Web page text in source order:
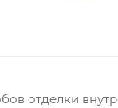
отделки